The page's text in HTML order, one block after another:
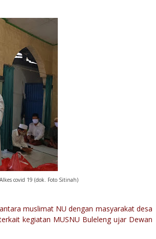
covid 19 (dok. Foto Sitinah)
muslimat NU dengan masyarakat desa
kegiatan MUSNU Buleleng ujar Dewan